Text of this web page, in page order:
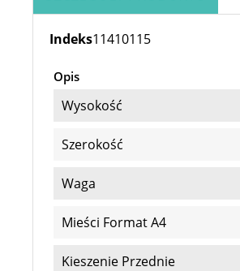
Indeks11410115
Opis
Wysokość
Szerokość
Waga
Mieści Format A4
Kieszenie Przednie